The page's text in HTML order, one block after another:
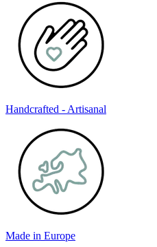
Handcrafted - Artisanal
Made in Europe